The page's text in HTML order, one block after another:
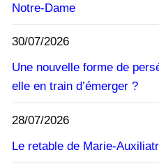
Notre-Dame
30/07/2026
Une nouvelle forme de
elle en train d’émerger ?
28/07/2026
Le retable de Marie-